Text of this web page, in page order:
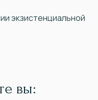
экзистенциальной
вы: